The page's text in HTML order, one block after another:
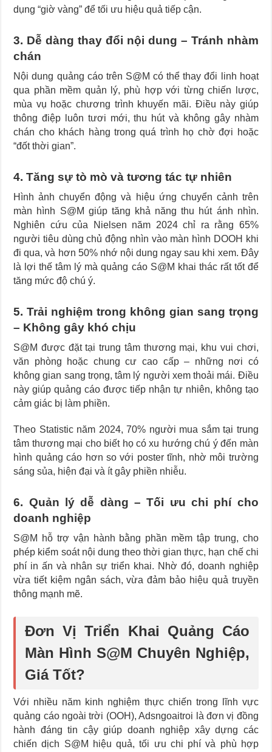
dụng “giờ vàng” để tối ưu hiệu quả tiếp cận.
3. Dễ dàng thay đổi nội dung – Tránh nhàm
chán
Nội dung quảng cáo trên S@M có thể thay đổi linh hoạt
qua phần mềm quản lý, phù hợp với từng chiến lược,
mùa vụ hoặc chương trình khuyến mãi. Điều này giúp
thông điệp luôn tươi mới, thu hút và không gây nhàm
chán cho khách hàng trong quá trình họ chờ đợi hoặc
“đốt thời gian”.
4. Tăng sự tò mò và tương tác tự nhiên
Hình ảnh chuyển động và hiệu ứng chuyển cảnh trên
màn hình S@M giúp tăng khả năng thu hút ánh nhìn.
Nghiên cứu của Nielsen năm 2024 chỉ ra rằng 65%
người tiêu dùng chủ động nhìn vào màn hình DOOH khi
đi qua, và hơn 50% nhớ nội dung ngay sau khi xem. Đây
là lợi thế tâm lý mà quảng cáo S@M khai thác rất tốt để
tăng mức độ chú ý.
5. Trải nghiệm trong không gian sang trọng
– Không gây khó chịu
S@M được đặt tại trung tâm thương mại, khu vui chơi,
văn phòng hoặc chung cư cao cấp – những nơi có
không gian sang trọng, tâm lý người xem thoải mái. Điều
này giúp quảng cáo được tiếp nhận tự nhiên, không tạo
cảm giác bị làm phiền.
Theo Statistic năm 2024, 70% người mua sắm tại trung
tâm thương mại cho biết họ có xu hướng chú ý đến màn
hình quảng cáo hơn so với poster tĩnh, nhờ môi trường
sáng sủa, hiện đại và ít gây phiền nhiễu.
6. Quản lý dễ dàng – Tối ưu chi phí cho
doanh nghiệp
S@M hỗ trợ vận hành bằng phần mềm tập trung, cho
phép kiểm soát nội dung theo thời gian thực, hạn chế chi
phí in ấn và nhân sự triển khai. Nhờ đó, doanh nghiệp
vừa tiết kiệm ngân sách, vừa đảm bảo hiệu quả truyền
thông mạnh mẽ.
Đơn Vị Triển Khai Quảng Cáo
Màn Hình S@M Chuyên Nghiệp,
Giá Tốt?
Với nhiều năm kinh nghiệm thực chiến trong lĩnh vực
quảng cáo ngoài trời (OOH), Adsngoaitroi là đơn vị đồng
hành đáng tin cậy giúp doanh nghiệp xây dựng các
chiến dịch S@M hiệu quả, tối ưu chi phí và phù hợp